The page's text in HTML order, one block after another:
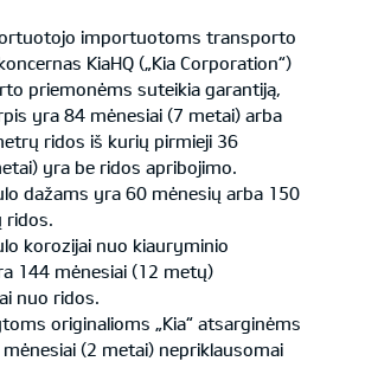
importuotoms transporto
KiaHQ („Kia Corporation“)
priemonėms suteikia garantiją,
yra 84 mėnesiai (7 metai) arba
ridos iš kurių pirmieji 36
yra be ridos apribojimo.
dažams yra 60 mėnesių arba 150
ridos.
korozijai nuo kiauryminio
144 mėnesiai (12 metų)
nuo ridos.
originalioms „Kia“ atsarginėms
(2 metai) nepriklausomai